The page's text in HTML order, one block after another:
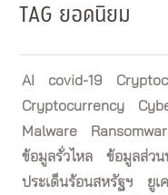
TAG ยอดนิยม
AI covid-19
Cryptocurrency
Malware
ข้อมูลรั่วไหล
ข้อมูลส่ว
ประเด็นร้อนสหรัฐฯ
ยูเ